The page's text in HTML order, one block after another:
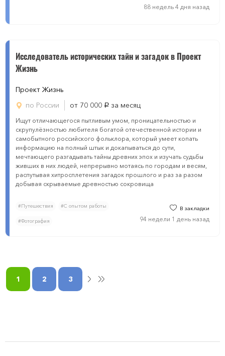
88 недель 4 дня назад
Исследователь исторических тайн и загадок в Проект
Жизнь
Проект Жизнь
по России
от 70 000 руб. за месяц
Ищут отличающегося пытливым умом, проницательностью и
скрупулёзностью любителя богатой отечественной истории и
самобытного российского фольклора, который умеет копать
информацию на полный штык и докапываться до сути,
мечтающего разгадывать тайны древних эпох и изучать судьбы
живших в них людей, непрерывно мотаясь по городам и весям,
распутывая хитросплетения загадок прошлого и раз за разом
добывая скрываемые древностью сокровища
#Путешествия #С опытом работы
#Фотография
В закладки
94 недели 1 день назад
1 2 3